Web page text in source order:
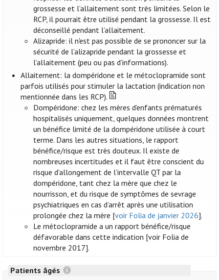
grossesse et l’allaitement sont très limitées. Selon le
RCP, il pourrait être utilisé pendant la grossesse. Il est
déconseillé pendant l’allaitement.
Alizapride: il n'est pas possible de se prononcer sur la
sécurité de l’alizapride pendant la grossesse et
l’allaitement (peu ou pas d’informations).
Allaitement: la dompéridone et le métoclopramide sont
parfois utilisés pour stimuler la lactation (indication non
mentionnée dans les RCP).
Dompéridone: chez les mères d’enfants prématurés
hospitalisés uniquement, quelques données montrent
un bénéfice limité de la dompéridone utilisée à court
terme. Dans les autres situations, le rapport
bénéfice/risque est très douteux. Il existe de
nombreuses incertitudes et il faut être conscient du
risque d'allongement de l’intervalle QT par la
dompéridone, tant chez la mère que chez le
nourrisson, et du risque de symptômes de sevrage
psychiatriques en cas d’arrêt après une utilisation
prolongée chez la mère [voir Folia de janvier 2026].
Le métoclopramide a un rapport bénéfice/risque
défavorable dans cette indication [voir Folia de
novembre 2017].
Patients âgés